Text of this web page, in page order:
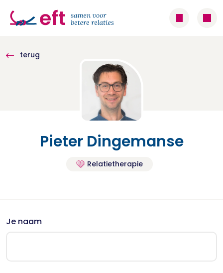
terug
Pieter Dingemanse
Relatietherapie
Je naam